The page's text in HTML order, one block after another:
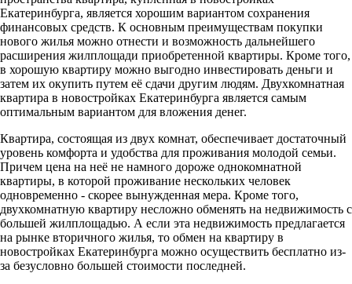
Екатеринбурга, является хорошим вариантом сохранения
финансовых средств. К основным преимуществам покупки
нового жилья можно отнести и возможность дальнейшего
расширения жилплощади приобретенной квартиры. Кроме того,
в хорошую квартиру можно выгодно инвестировать деньги и
затем их окупить путем её сдачи другим людям. Двухкомнатная
квартира в новостройках Екатеринбурга является самым
оптимальным вариантом для вложения денег.
Квартира, состоящая из двух комнат, обеспечивает достаточный
уровень комфорта и удобства для проживания молодой семьи.
Причем цена на неё не намного дороже однокомнатной
квартиры, в которой проживание нескольких человек
одновременно - скорее вынужденная мера. Кроме того,
двухкомнатную квартиру несложно обменять на недвижимость с
большей жилплощадью. А если эта недвижимость предлагается
на рынке вторичного жилья, то обмен на квартиру в
новостройках Екатеринбурга можно осуществить бесплатно из-
за безусловно большей стоимости последней.